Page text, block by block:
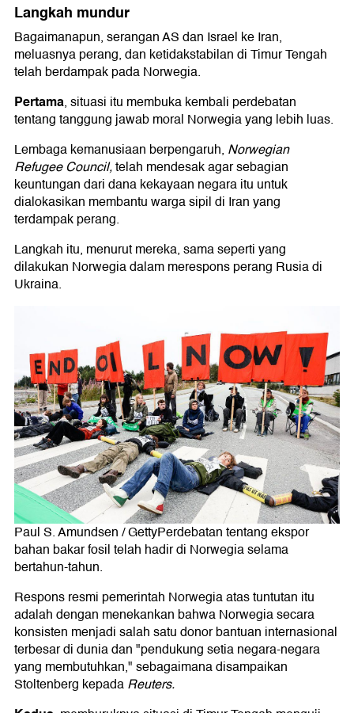
Langkah mundur
Bagaimanapun, serangan AS dan Israel ke Iran,
meluasnya perang, dan ketidakstabilan di Timur Tengah
telah berdampak pada Norwegia.
Pertama, situasi itu membuka kembali perdebatan
tentang tanggung jawab moral Norwegia yang lebih luas.
Lembaga kemanusiaan berpengaruh, Norwegian
Refugee Council,telah mendesak agar sebagian
keuntungan dari dana kekayaan negara itu untuk
dialokasikan membantu warga sipil di Iran yang
terdampak perang.
Langkah itu, menurut mereka, sama seperti yang
dilakukan Norwegia dalam merespons perang Rusia di
Ukraina.
Paul S. Amundsen / GettyPerdebatan tentang ekspor
bahan bakar fosil telah hadir di Norwegia selama
bertahun-tahun.
Respons resmi pemerintah Norwegia atas tuntutan itu
adalah dengan menekankan bahwa Norwegia secara
konsisten menjadi salah satu donor bantuan internasional
terbesar di dunia dan "pendukung setia negara-negara
yang membutuhkan," sebagaimana disampaikan
Stoltenberg kepadaReuters.